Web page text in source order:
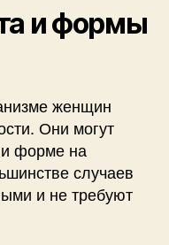
и формы
женщин
Они могут
и форме на
случаев
и не требуют